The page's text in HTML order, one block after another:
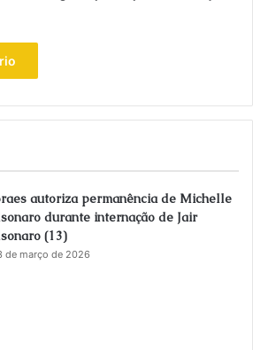
autoriza permanência de Michelle
durante internação de Jair
(13)
de março de 2026